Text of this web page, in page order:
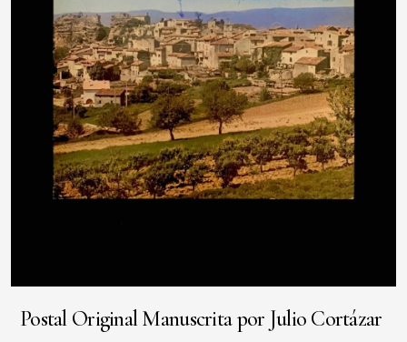
Postal Original Manuscrita por Julio Cortázar